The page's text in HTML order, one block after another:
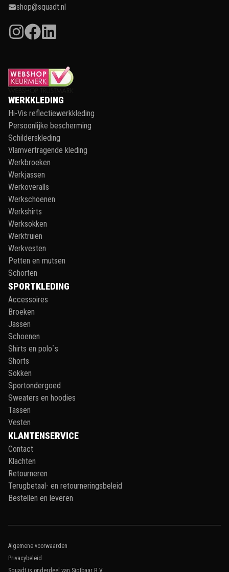
shop@squadt.nl
WERKKLEDING
Hi-Vis reflectiewerkkleding
Persoonlijke bescherming
Schilderskleding
Vlamvertragende kleding
Werkbroeken
Werkjassen
Werkoveralls
Werkschoenen
Werkshirts
Werksokken
Werktruien
Werkvesten
Petten en mutsen
Schorten
SPORTKLEDING
Accessoires
Broeken
Jassen
Schoenen
Shirts en polo`s
Shorts
Sokken
Sportondergoed
Sweaters en hoodies
Tassen
Vesten
KLANTENSERVICE
Contact
Klachten
Retourneren
Terugbetaal- en retourneringsbeleid
Bestellen en leveren
Algemene voorwaarden
Privacybeleid
Squadt is onderdeel van Sigtbaar B.V.